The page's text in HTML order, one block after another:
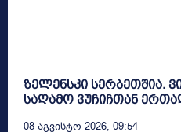
ზელენსკი სერბეთშია.
საღამო ვუჩიჩთან
08 Აგვისტო 2026, 09:54